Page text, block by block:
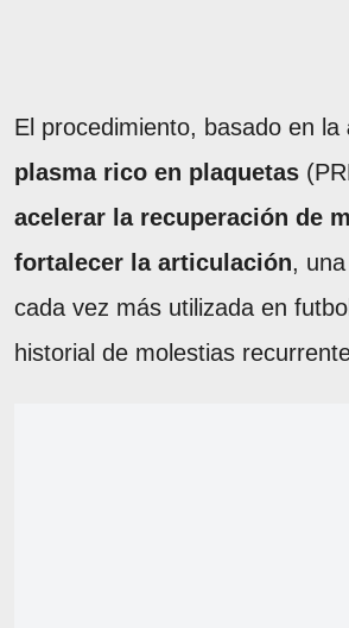
El procedimiento, basado en la
plasma rico en plaquetas
acelerar la recuperación de
fortalecer la articulación,
cada vez más utilizada en
historial de molestias